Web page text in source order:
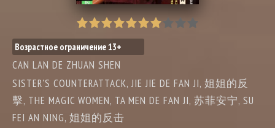
Возрастное ограничение 13+
CAN LAN DE ZHUAN SHEN
SISTER'S COUNTERATTACK, JIE JIE DE FAN JI, 姐姐的反
擊, THE MAGIC WOMEN, TA MEN DE FAN JI, 苏菲安宁, SU
FEI AN NING, 姐姐的反击